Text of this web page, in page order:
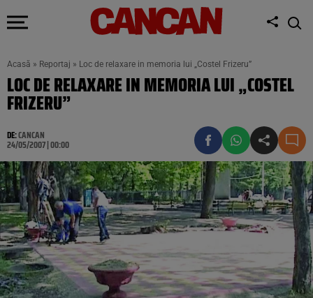
Acasă » Reportaj » Loc de relaxare in memoria lui „Costel Frizeru”
LOC DE RELAXARE IN MEMORIA LUI „COSTEL
FRIZERU”
DE:CANCAN
24/05/2007 | 00:00